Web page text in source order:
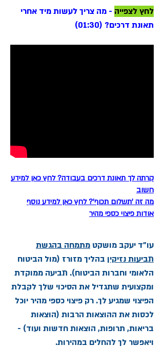
לחץ לצפייה - מה צריך לעשות מיד אחרי
תאונת דרכים? (01:30)
קרתה לך תאונת דרכים בעבודה? לחץ כאן למידע
חשוב
מה זה 'תשלום תכוף'? לחץ כאן למידע נוסף
אודות פיצוי כספי מהיר
עו"ד יעקב מושקטמתמחה בהגשת
תביעות נזיקין בהליך מזורז (מול הביטוח
הלאומי וחברות הביטוח). תביעה ממוקדת
ומקצועית שתגדיל את הסיכוי שלך לקבלת
הפיצוי שמגיע לך. רק פיצוי כספי מהיר יוכל
לכסות את ההוצאות הרבות (הוצאות
בריאות, תרופות, הוצאות חדשות ועוד) -
ויאפשר לך להחלים במהירות.